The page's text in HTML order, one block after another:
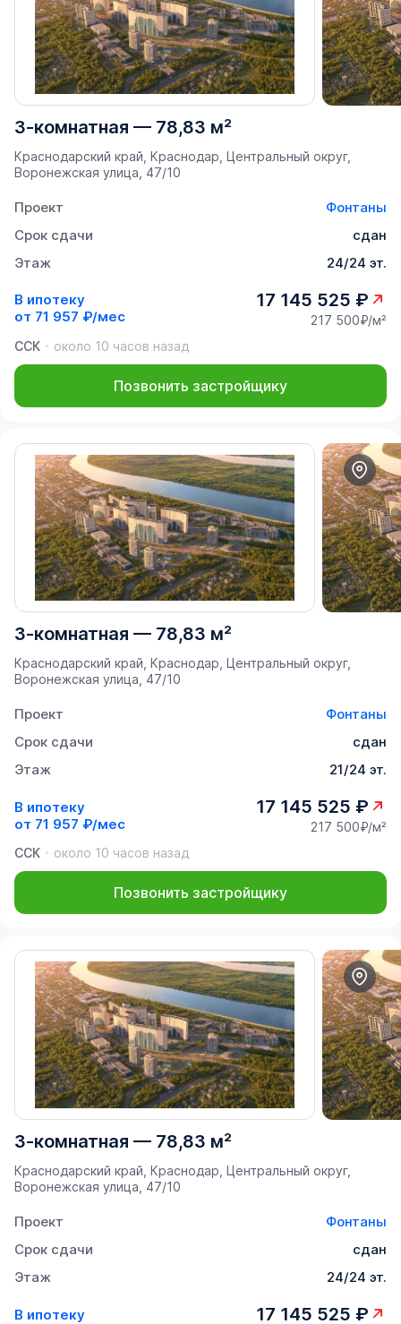
3-комнатная — 78,83 м²
Краснодарский край, Краснодар, Центральный округ,
Воронежская улица, 47/10
Проект
Фонтаны
Срок сдачи
сдан
Этаж
24/24 эт.
В ипотеку
от 71 957 ₽/мес
17 145 525 ₽
217 500₽/м²
ССК
около 10 часов назад
Позвонить застройщику
3-комнатная — 78,83 м²
Краснодарский край, Краснодар, Центральный округ,
Воронежская улица, 47/10
Проект
Фонтаны
Срок сдачи
сдан
Этаж
21/24 эт.
В ипотеку
от 71 957 ₽/мес
17 145 525 ₽
217 500₽/м²
ССК
около 10 часов назад
Позвонить застройщику
3-комнатная — 78,83 м²
Краснодарский край, Краснодар, Центральный округ,
Воронежская улица, 47/10
Проект
Фонтаны
Срок сдачи
сдан
Этаж
24/24 эт.
В ипотеку
17 145 525 ₽